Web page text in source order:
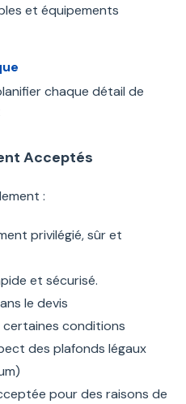
et équipements
chaque détail de
Acceptés
:
privilégié, sûr et
et sécurisé.
le devis
certaines conditions
des plafonds légaux
pour des raisons de